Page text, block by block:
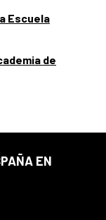
Escuela
de
EN